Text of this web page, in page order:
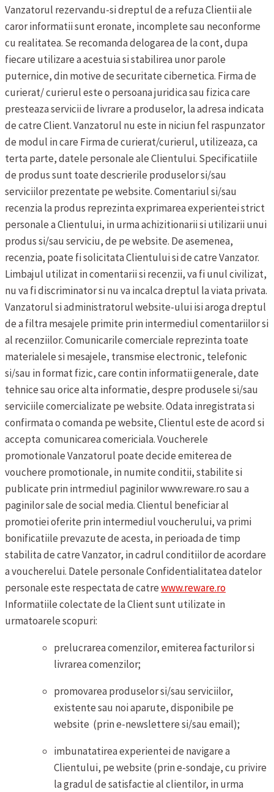
Vanzatorul rezervandu-si dreptul de a refuza Clientii ale
caror informatii sunt eronate, incomplete sau neconforme
cu realitatea. Se recomanda delogarea de la cont, dupa
fiecare utilizare a acestuia si stabilirea unor parole
puternice, din motive de securitate cibernetica. Firma de
curierat/ curierul este o persoana juridica sau fizica care
presteaza servicii de livrare a produselor, la adresa indicata
de catre Client. Vanzatorul nu este in niciun fel raspunzator
de modul in care Firma de curierat/curierul, utilizeaza, ca
terta parte, datele personale ale Clientului. Specificatiile
de produs sunt toate descrierile produselor si/sau
serviciilor prezentate pe website.Comentariul si/sau
recenzia la produs reprezinta exprimarea experientei strict
personale a Clientului, in urma achizitionarii si utilizarii unui
produs si/sau serviciu, de pe website. De asemenea,
recenzia, poate fi solicitata Clientului si de catre Vanzator.
Limbajul utilizat in comentarii si recenzii, va fi unul civilizat,
nu va fi discriminator si nu va incalca dreptul la viata privata.
Vanzatorul si administratorul website-ului isi aroga dreptul
de a filtra mesajele primite prin intermediul comentariilor si
al recenziilor.Comunicarile comerciale reprezinta toate
materialele si mesajele, transmise electronic, telefonic
si/sau in format fizic, care contin informatii generale, date
tehnice sau orice alta informatie, despre produsele si/sau
serviciile comercializate pe website. Odata inregistrata si
confirmata o comanda pe website, Clientul este de acord si
accepta comunicarea comericiala.Voucherele
promotionaleVanzatorul poate decide emiterea de
vouchere promotionale, in numite conditii, stabilite si
publicate prin intrmediul paginilor www.reware.ro sau a
paginilor sale de social media. Clientul beneficiar al
promotiei oferite prin intermediul voucherului, va primi
bonificatiile prevazute de acesta, in perioada de timp
stabilita de catre Vanzator, in cadrul conditiilor de acordare
a voucherelui. Datele personaleConfidentialitatea datelor
personale este respectata de catrewww.reware.ro
Informatiile colectate de la Client sunt utilizate in
urmatoarele scopuri:
prelucrarea comenzilor, emiterea facturilor si
livrarea comenzilor;
promovarea produselor si/sau serviciilor,
existente sau noi aparute, disponibile pe
website (prin e-newslettere si/sau email);
imbunatatirea experientei de navigare a
Clientului, pe website (prin e-sondaje, cu privire
la gradul de satisfactie al clientilor, in urma